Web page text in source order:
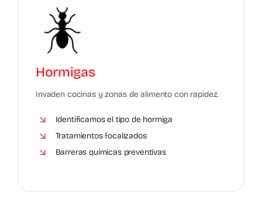
Hormigas
Invaden cocinas y zonas de alimento con rapidez.
Identificamos el tipo de hormiga
Tratamientos focalizados
Barreras químicas preventivas